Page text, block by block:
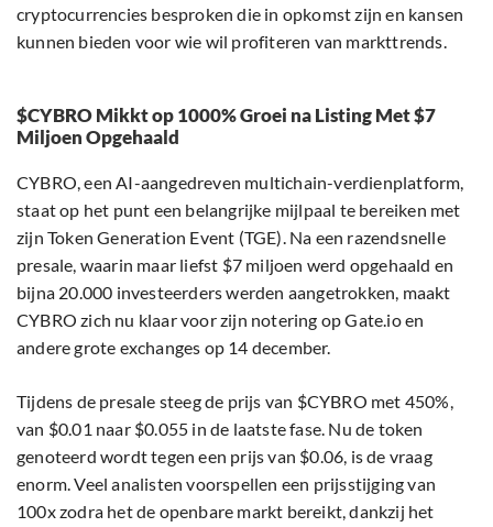
cryptocurrencies besproken die in opkomst zijn en kansen
kunnen bieden voor wie wil profiteren van markttrends.
$CYBRO Mikkt op 1000% Groei na Listing Met $7
Miljoen Opgehaald
CYBRO, een AI-aangedreven multichain-verdienplatform,
staat op het punt een belangrijke mijlpaal te bereiken met
zijn Token Generation Event (TGE). Na een razendsnelle
presale, waarin maar liefst $7 miljoen werd opgehaald en
bijna 20.000 investeerders werden aangetrokken, maakt
CYBRO zich nu klaar voor zijn notering op Gate.io en
andere grote exchanges op 14 december.
Tijdens de presale steeg de prijs van $CYBRO met 450%,
van $0.01 naar $0.055 in de laatste fase. Nu de token
genoteerd wordt tegen een prijs van $0.06, is de vraag
enorm. Veel analisten voorspellen een prijsstijging van
100x zodra het de openbare markt bereikt, dankzij het